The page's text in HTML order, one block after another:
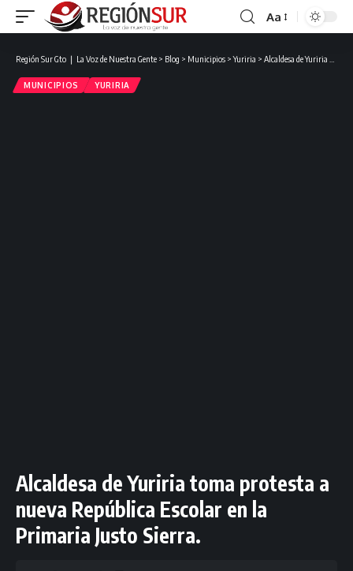
Aa
Región Sur Gto ❘ La Voz de Nuestra Gente > Blog > Municipios >Yuriria > Alcaldesa de Yuriria toma protesta a nueva República Escolar en la Primaria Justo Sierra.
MUNICIPIOS YURIRIA
Alcaldesa de Yuriria toma protesta a
nueva República Escolar en la
Primaria Justo Sierra.